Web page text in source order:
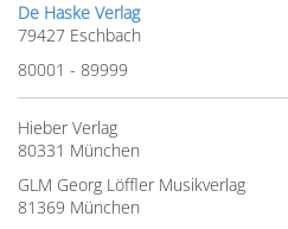
De Haske Verlag
79427 Eschbach
80001 - 89999
Hieber Verlag
80331 München
GLM Georg Löffler Musikverlag
81369 München